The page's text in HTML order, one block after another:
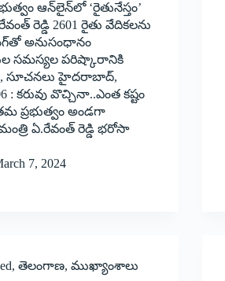
ఆన్‌లైన్‌లో ‘రైతునేస్తం’
రెడ్డి 2601 రైతు వేదికలను
అనుసంధానం
సమస్యల పరిష్కారానికి
సూచనలు హైదరాబాద్‌,
: కరువు వొచ్చినా..ఎంత కష్టం
ప్రభుత్వం అండగా
ఏ.రేవంత్‌ రెడ్డి భరోసా
7, 2024
, తెలంగాణ, ముఖ్యాంశాలు